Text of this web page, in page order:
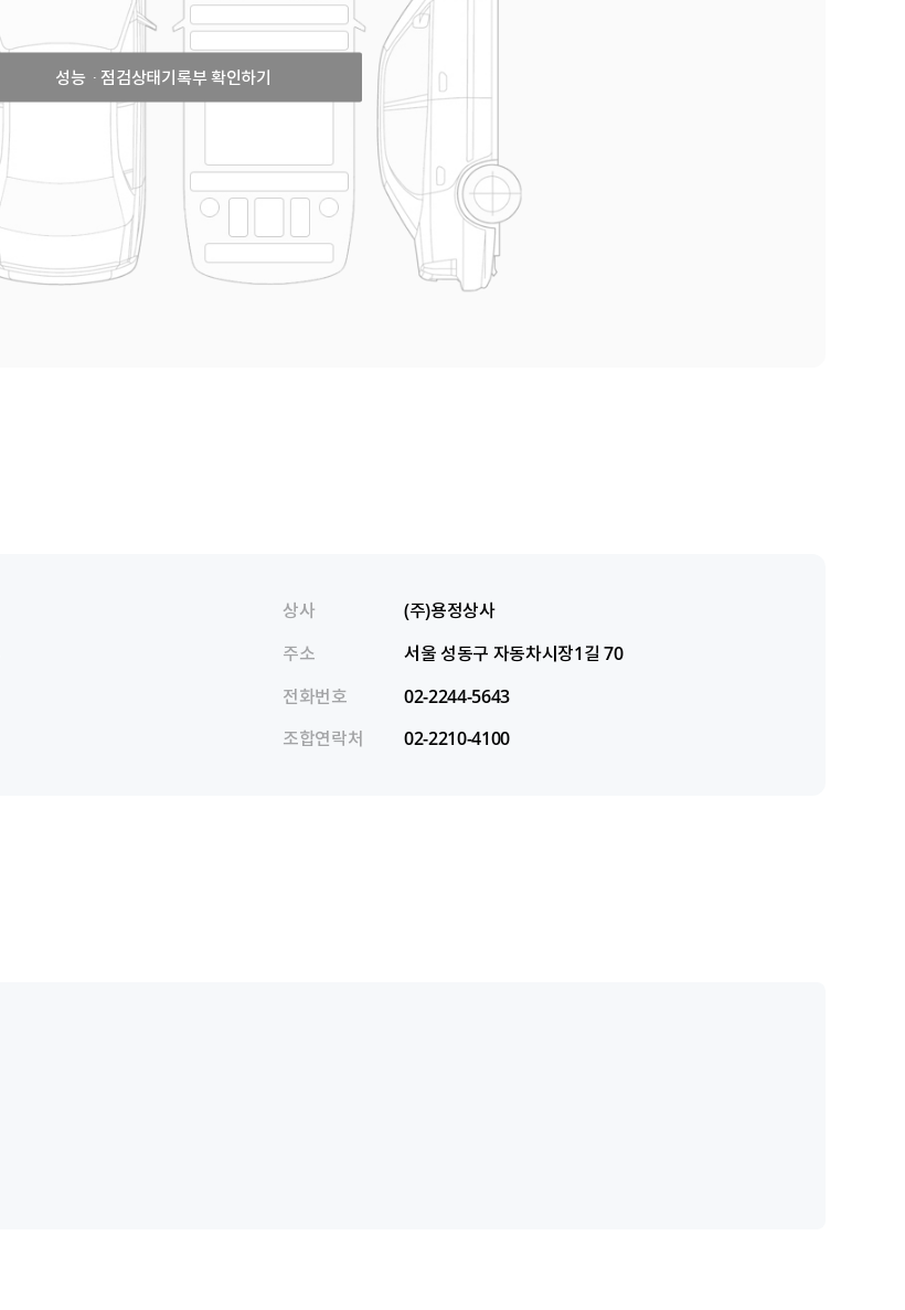
성능ㆍ점검상태기록부 확인하기
상사
(주)용정상사
주소
서울 성동구 자동차시장1길 70
전화번호
02-2244-5643
조합연락처 02-2210-4100